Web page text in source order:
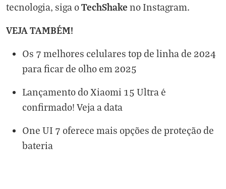
tecnologia, siga oTechShake no Instagram.
VEJA TAMBÉM!
Os 7 melhores celulares top de linha de 2024
para ficar de olho em 2025
Lançamento do Xiaomi 15 Ultra é
confirmado! Veja a data
One UI 7 oferece mais opções de proteção de
bateria